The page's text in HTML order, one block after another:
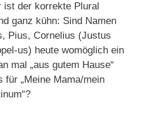
der korrekte Plural
ganz kühn: Sind Namen
Pius, Cornelius (Justus
us) heute womöglich ein
mal „aus gutem Hause“
für „Meine Mama/mein